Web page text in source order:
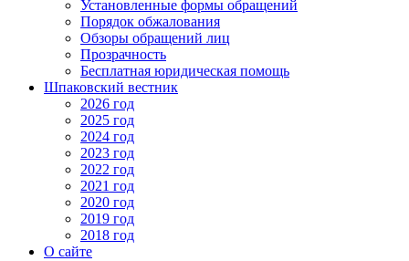
Установленные формы обращений
Порядок обжалования
Обзоры обращений лиц
Прозрачность
Бесплатная юридическая помощь
Шпаковский вестник
2026 год
2025 год
2024 год
2023 год
2022 год
2021 год
2020 год
2019 год
2018 год
О сайте